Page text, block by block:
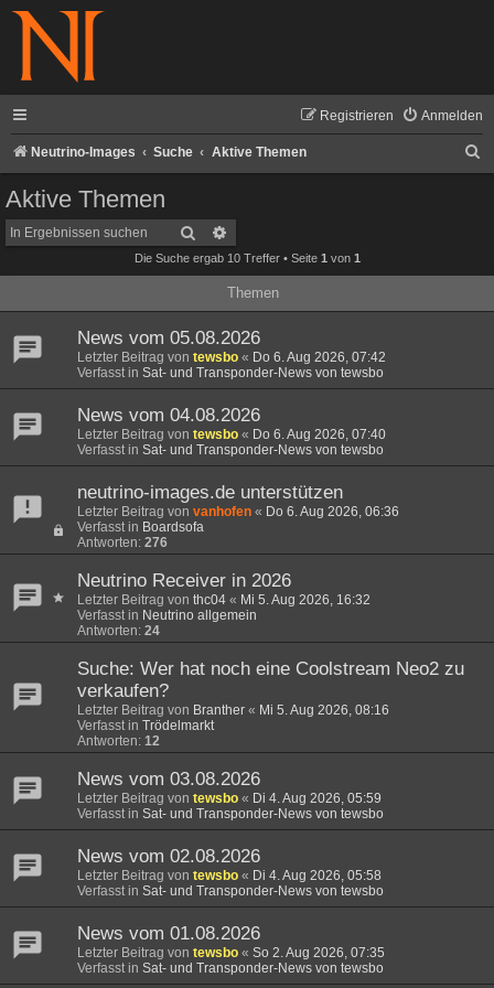
Anmelden
Registrieren
Neutrino-Images Suche Aktive Themen
Aktive Themen
Suche
Die Suche ergab 10 Treffer • Seite 1 von 1
Themen
News vom 05.08.2026
Letzter Beitrag von tewsbo « Do 6. Aug 2026, 07:42
Verfasst in Sat- und Transponder-News von tewsbo
News vom 04.08.2026
Letzter Beitrag von tewsbo « Do 6. Aug 2026, 07:40
Verfasst in Sat- und Transponder-News von tewsbo
neutrino-images.de unterstützen
Letzter Beitrag von vanhofen « Do 6. Aug 2026, 06:36
Verfasst in Boardsofa
Antworten: 276
Neutrino Receiver in 2026
Letzter Beitrag von thc04 « Mi 5. Aug 2026, 16:32
Verfasst in Neutrino allgemein
Antworten: 24
Suche: Wer hat noch eine Coolstream Neo2 zu
verkaufen?
Letzter Beitrag von Branther « Mi 5. Aug 2026, 08:16
Verfasst in Trödelmarkt
Antworten: 12
News vom 03.08.2026
Letzter Beitrag von tewsbo « Di 4. Aug 2026, 05:59
Verfasst in Sat- und Transponder-News von tewsbo
News vom 02.08.2026
Letzter Beitrag von tewsbo « Di 4. Aug 2026, 05:58
Verfasst in Sat- und Transponder-News von tewsbo
News vom 01.08.2026
Letzter Beitrag von tewsbo « So 2. Aug 2026, 07:35
Verfasst in Sat- und Transponder-News von tewsbo